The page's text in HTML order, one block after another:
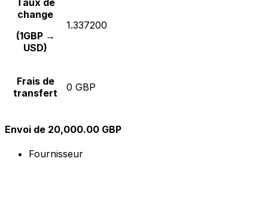
Taux de
change
(1GBP →
USD)
1.337200
Frais de
transfert
0 GBP
Envoi de 20,000.00 GBP
Fournisseur